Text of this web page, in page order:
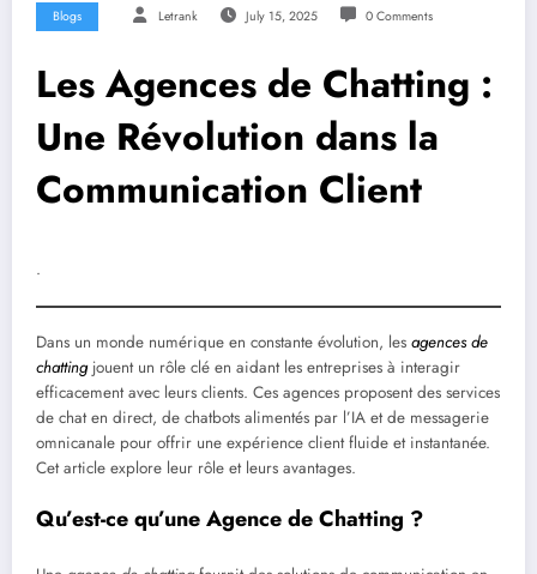
Blogs Letrank July 15, 2025 0 Comments
Les Agences de Chatting :
Une Révolution dans la
Communication Client
.
Dans un monde numérique en constante évolution, les agences de
chattingjouent un rôle clé en aidant les entreprises à interagir
efficacement avec leurs clients. Ces agences proposent des services
de chat en direct, de chatbots alimentés par l’IA et de messagerie
omnicanale pour offrir une expérience client fluide et instantanée.
Cet article explore leur rôle et leurs avantages.
Qu’est-ce qu’une Agence de Chatting ?